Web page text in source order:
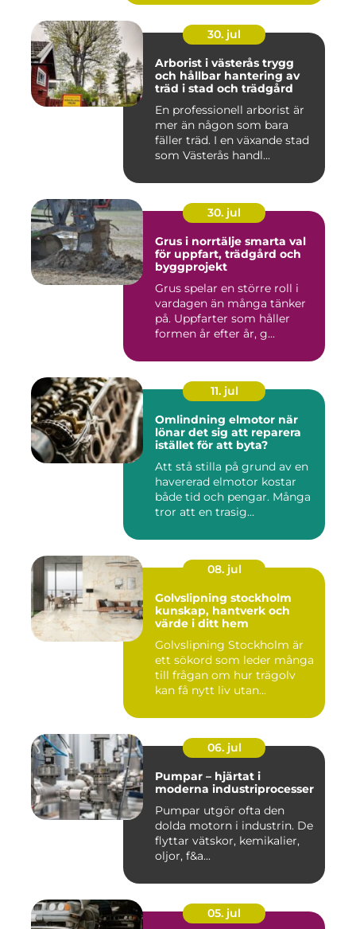
30. jul
Arborist i västerås trygg
och hållbar hantering av
träd i stad och trädgård
En professionell arborist är
mer än någon som bara
fäller träd. I en växande stad
som Västerås handl...
30. jul
Grus i norrtälje smarta val
för uppfart, trädgård och
byggprojekt
Grus spelar en större roll i
vardagen än många tänker
på. Uppfarter som håller
formen år efter år, g...
11. jul
Omlindning elmotor när
lönar det sig att reparera
istället för att byta?
Att stå stilla på grund av en
havererad elmotor kostar
både tid och pengar. Många
tror att en trasig...
08. jul
Golvslipning stockholm
kunskap, hantverk och
värde i ditt hem
Golvslipning Stockholm är
ett sökord som leder många
till frågan om hur trägolv
kan få nytt liv utan...
06. jul
Pumpar – hjärtat i
moderna industriprocesser
Pumpar utgör ofta den
dolda motorn i industrin. De
flyttar vätskor, kemikalier,
oljor, f&a...
05. jul